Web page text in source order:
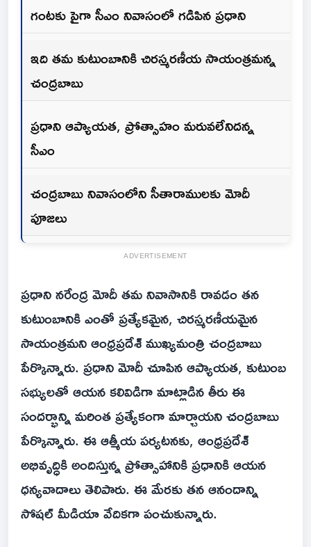
గంటకు పైగా సీఎం నివాసంలో గడిపిన ప్రధాని
ఇది తమ కుటుంబానికి చిరస్మరణీయ సాయంత్రమన్న
చంద్రబాబు
ప్రధాని ఆప్యాయత, ప్రోత్సాహం మరువలేనిదన్న
సీఎం
చంద్రబాబు నివాసంలోని సీతారాములకు మోదీ
పూజలు
ADVERTISEMENT
ప్రధాని నరేంద్ర మోదీ తమ నివాసానికి రావడం తన
కుటుంబానికి ఎంతో ప్రత్యేకమైన, చిరస్మరణీయమైన
సాయంత్రమని ఆంధ్రప్రదేశ్ ముఖ్యమంత్రి చంద్రబాబు
పేర్కొన్నారు. ప్రధాని మోదీ చూపిన ఆప్యాయత, కుటుంబ
సభ్యులతో ఆయన కలివిడిగా మాట్లాడిన తీరు ఈ
సందర్భాన్ని మరింత ప్రత్యేకంగా మార్చాయని చంద్రబాబు
పేర్కొన్నారు. ఈ ఆత్మీయ పర్యటనకు, ఆంధ్రప్రదేశ్
అభివృద్ధికి అందిస్తున్న ప్రోత్సాహానికి ప్రధానికి ఆయన
ధన్యవాదాలు తెలిపారు. ఈ మేరకు తన ఆనందాన్ని
సోషల్ మీడియా వేదికగా పంచుకున్నారు.